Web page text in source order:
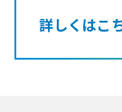
詳しくはこ